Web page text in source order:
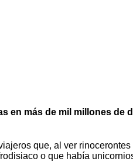
en más de mil millones de
que, al ver
o que había